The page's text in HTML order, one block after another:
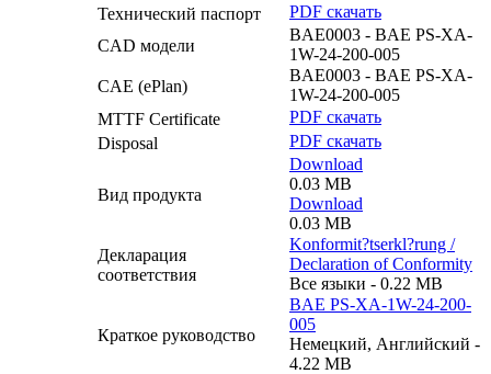
Технический паспорт
PDF скачать
CAD модели
BAE0003 - BAE PS-XA-
1W-24-200-005
CAE (ePlan)
BAE0003 - BAE PS-XA-
1W-24-200-005
MTTF Certificate
PDF скачать
Disposal
PDF скачать
Вид продукта
Download
0.03 MB
Download
0.03 MB
Декларация
соответствия
Konformit?tserkl?rung /
Declaration of Conformity
Все языки - 0.22 MB
Краткое руководство
BAE PS-XA-1W-24-200-
005
Немецкий, Английский -
4.22 MB